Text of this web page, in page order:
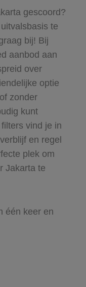
gescoord?
te
bij! Bij
aanbod aan
over
optie
zonder
kunt
vind je in
en regel
plek om
Jakarta te
één keer en